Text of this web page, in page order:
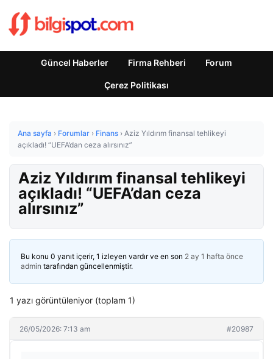
Güncel Haberler Firma Rehberi Forum
Çerez Politikası
Ana sayfa › Forumlar › Finans › Aziz Yıldırım finansal tehlikeyi
açıkladı! “UEFA’dan ceza alırsınız”
Aziz Yıldırım finansal tehlikeyi
açıkladı! “UEFA’dan ceza
alırsınız”
Bu konu 0 yanıt içerir, 1 izleyen vardır ve en son 2 ay 1 hafta önce
admin tarafından güncellenmiştir.
1 yazı görüntüleniyor (toplam 1)
26/05/2026: 7:13 am #20987